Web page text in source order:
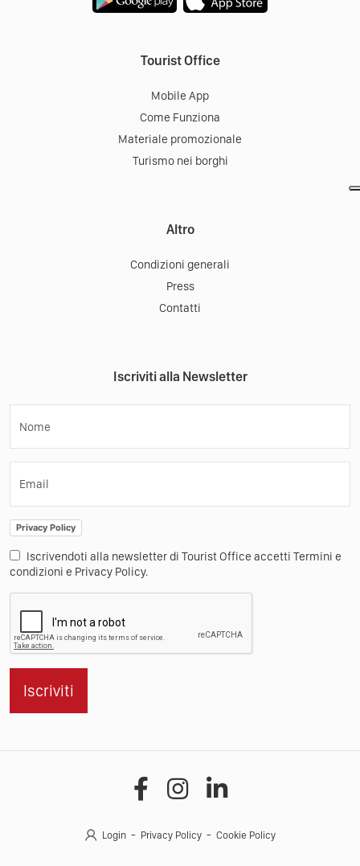
Tourist Office
Mobile App
Come Funziona
Materiale promozionale
Turismo nei borghi
Altro
Condizioni generali
Press
Contatti
Iscriviti alla Newsletter
Nome
Email
Privacy Policy
Iscrivendoti alla newsletter di Tourist Office accetti Termini e
condizioni e Privacy Policy.
Iscriviti
Login Privacy Policy Cookie Policy